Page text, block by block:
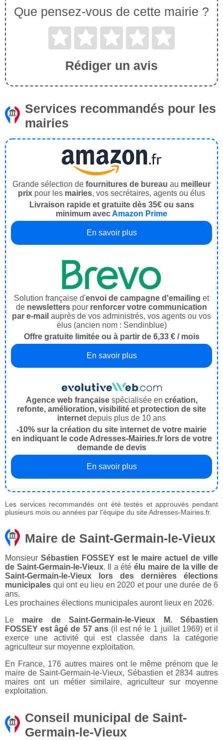
Que pensez-vous de cette mairie ?
Rédiger un avis
Services recommandés pour les
mairies
Grande sélection de fournitures de bureau au meilleur
prix pour les mairies, vos secrétaires, agents ou élus
Livraison rapide et gratuite dès 35€ ou sans
minimum avecAmazon Prime
En savoir plus
Solution française d'envoi de campagne d'emailing et
de newsletters pour renforcer votre communication
par e-mail auprès de vos administrés, vos agents ou vos
élus (ancien nom : Sendinblue)
Offre gratuite limitée ou à partir de 6,33 € / mois
En savoir plus
Agence web françaisespécialisée en création,
refonte, amélioration, visibilité et protection de site
internet depuis plus de 10 ans
-10% sur la création du site internet de votre mairie
en indiquant le code Adresses-Mairies.fr lors de votre
demande de devis
En savoir plus
Les services recommandés ont été testés et approuvés pendant
plusieurs mois ou années par l'équipe du site Adresses-Mairies.fr.
Maire de Saint-Germain-le-Vieux
Monsieur Sébastien FOSSEY est le maire actuel de ville
de Saint-Germain-le-Vieux. Il a étéélu maire de la ville de
Saint-Germain-le-Vieux lors des dernières élections
municipales qui ont eu lieu en 2020 et pour une durée de 6
ans.
Les prochaines élections municipales auront lieux en 2026.
Le maire de Saint-Germain-le-Vieux M. Sébastien
FOSSEY est âgé de 57 ans(il est né le 1 juillet 1969) et il
exerce une activité qui est classée dans la catégorie
agriculteur sur moyenne exploitation.
En France, 176 autres maires ont le même prénom que le
maire de Saint-Germain-le-Vieux, Sébastien et 2834 autres
maires ont un métier similaire, agriculteur sur moyenne
exploitation.
Conseil municipal de Saint-
Germain-le-Vieux